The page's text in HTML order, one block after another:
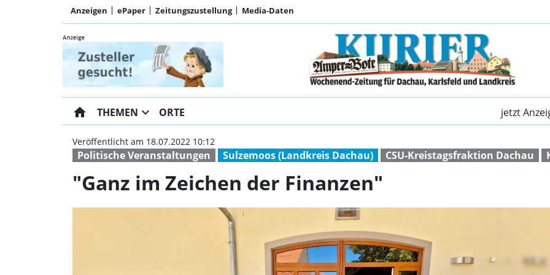
Anzeigen ePaper Zeitungszustellung Media-Daten
"Ganz im Zeichen
home THEMEN expand_more ORTE jetzt
Politische Veranstaltungen Sulzemoos (Landkreis Dachau) CSU-Kreistagsfraktion Dachau
Veröffentlicht am 18.07.2022 10:12
"Ganz im Zeichen der Finanzen"